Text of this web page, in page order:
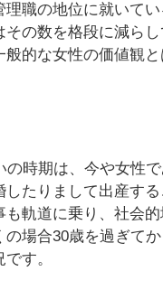
職の地位に就いて
の数を格段に減ら
的な女性の価値観
時期は、今や女性
たりまして出産す
軌道に乗り、社会
場合30歳を過ぎて
す。